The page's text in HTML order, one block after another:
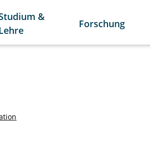
&
Forschung